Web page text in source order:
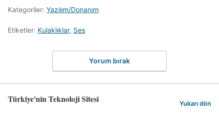
Kategoriler: Yazılım/Donanım
Etiketler: Kulaklıklar, Ses
Yorum bırak
Türkiye'nin Teknoloji Sitesi Yukarı dön